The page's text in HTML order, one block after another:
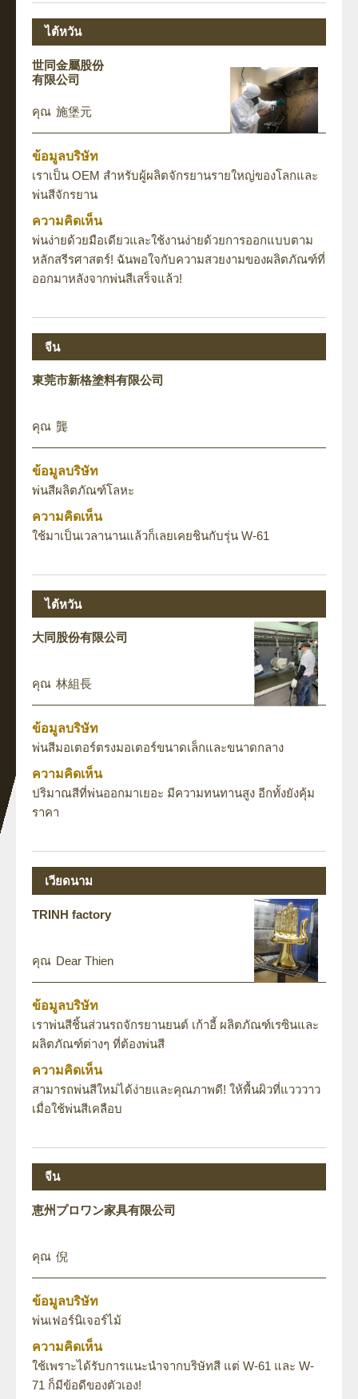
ไต้หวัน
世同金屬股份
有限公司
施堡元
ข้อมูลบริษัท
เราเป็น OEM สำหรับผู้ผลิตจักรยานรายใหญ่ของโลกและ
พ่นสีจักรยาน
ความคิดเห็น
พ่นง่ายด้วยมือเดียวและใช้งานง่ายด้วยการออกแบบตาม
หลักสรีรศาสตร์! ฉันพอใจกับความสวยงามของผลิตภัณฑ์ที่
ออกมาหลังจากพ่นสีเสร็จแล้ว!
จีน
東莞市新格塗料有限公司
龔
ข้อมูลบริษัท
พ่นสีผลิตภัณฑ์โลหะ
ความคิดเห็น
ใช้มาเป็นเวลานานแล้วก็เลยเคยชินกับรุ่น W-61
ไต้หวัน
大同股份有限公司
林組長
ข้อมูลบริษัท
พ่นสีมอเตอร์ตรงมอเตอร์ขนาดเล็กและขนาดกลาง
ความคิดเห็น
ปริมาณสีที่พ่นออกมาเยอะ มีความทนทานสูง อีกทั้งยังคุ้ม
ราคา
เวียดนาม
TRINH factory
Dear Thien
ข้อมูลบริษัท
เราพ่นสีชิ้นส่วนรถจักรยานยนต์ เก้าอี้ ผลิตภัณฑ์เรซินและ
ผลิตภัณฑ์ต่างๆ ที่ต้องพ่นสี
ความคิดเห็น
สามารถพ่นสีใหม่ได้ง่ายและคุณภาพดี! ให้พื้นผิวที่แวววาว
เมื่อใช้พ่นสีเคลือบ
จีน
恵州プロワン家具有限公司
倪
ข้อมูลบริษัท
พ่นเฟอร์นิเจอร์ไม้
ความคิดเห็น
ใช้เพราะได้รับการแนะนำจากบริษัทสี แต่ W-61 และ W-
71 ก็มีข้อดีของตัวเอง!